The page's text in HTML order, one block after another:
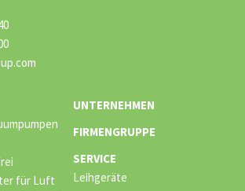
für Luft
UNTERNEHMEN
FIRMENGRUPPE
SERVICE
Leihgeräte